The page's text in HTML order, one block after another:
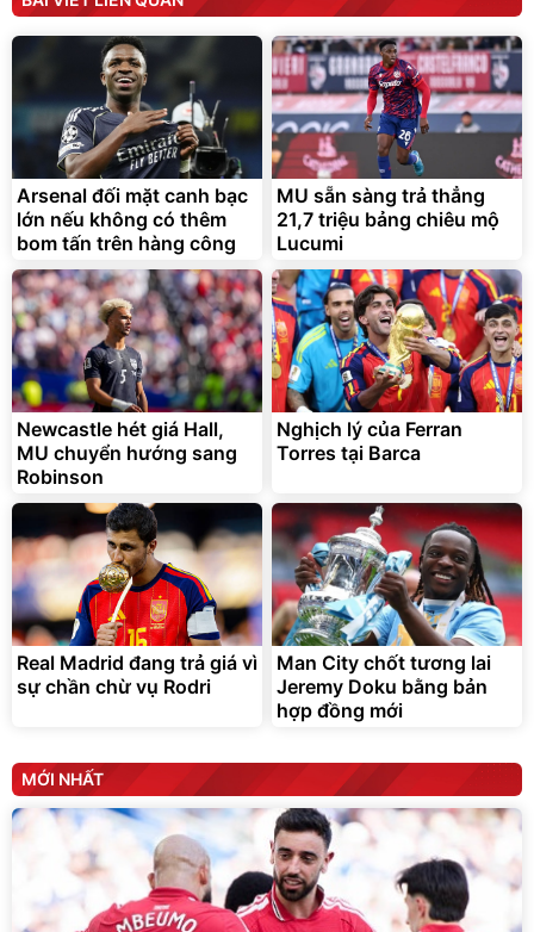
190.000đ
138.330đ
3.000.000
2.200.000đ
Flash Sale
Unmute
Vali Bamozo Khung Nhôm
9066 Size 20/24/28 Cao
Cấp
1.000.000đ
825.000đ
Flash Sale
Lót ghế ôtô, nâng lưng
chống nóng giúp thoải mái
trong di chuyển
295.000đ
Đã bán nhiều
Arsenal đối mặt canh bạc
lớn nếu không có thêm
bom tấn trên hàng công
MU sẵn sàng trả thẳng
21,7 triệu bảng chiêu mộ
Lucumi
Newcastle hét giá Hall,
MU chuyển hướng sang
Robinson
Nghịch lý của Ferran
Torres tại Barca
Real Madrid đang trả giá vì
sự chần chừ vụ Rodri
Man City chốt tương lai
Jeremy Doku bằng bản
hợp đồng mới
MỚI NHẤT